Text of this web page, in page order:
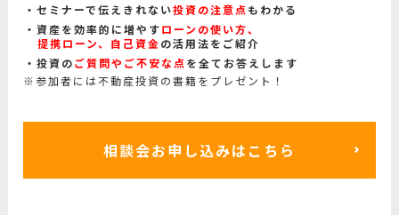
セミナーで伝えきれない投資の注意点 もわかる
資産を効率的に増やすローンの使い方、
提携ローン、自己資金の活用法をご紹介
投資のご質問やご不安な点 を全てお答えします
※参加者には不動産投資の書籍をプレゼント！
相談会お申し込みはこちら